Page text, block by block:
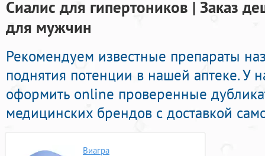
Сиалис для гипертоников | Заказ
для мужчин
Рекомендуем известные препараты
поднятия потенции в нашей аптеке. У
оформить online проверенные
медицинских брендов с доставкой
Виагра